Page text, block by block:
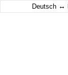
Deutsch ↔